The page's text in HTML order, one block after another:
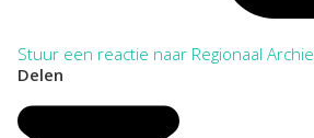
Stuur een reactie naar Regionaal
Delen